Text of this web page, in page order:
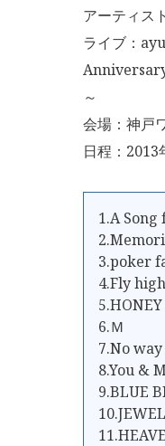
アーティス
ライブ：
～
会場：神戸
日程：2013
1.A Song
3.poker
4.Fly high
5.HONEY
6.Ｍ
7.No
8.You &
9.BLUE
10.JEWEL